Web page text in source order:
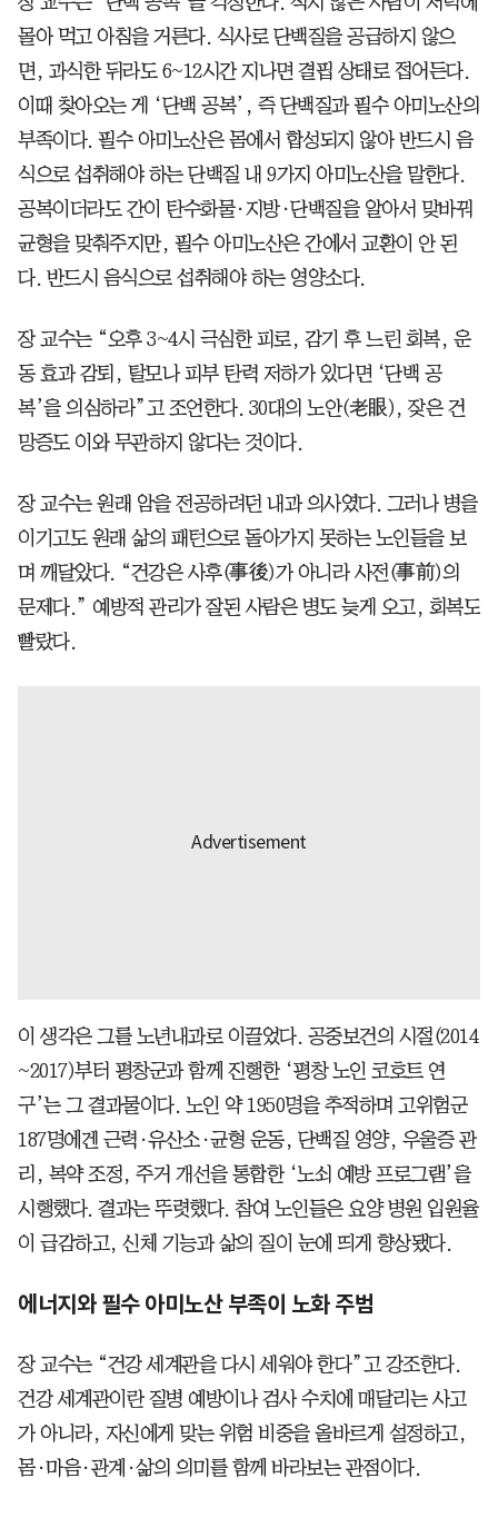
몰아 먹고 아침을 거른다. 식사로 단백질을 공급하지 않으
면, 과식한 뒤라도 6~12시간 지나면 결핍 상태로 접어든다.
이때 찾아오는 게 ‘단백 공복’, 즉 단백질과 필수 아미노산의
부족이다. 필수 아미노산은 몸에서 합성되지 않아 반드시 음
식으로 섭취해야 하는 단백질 내 9가지 아미노산을 말한다.
공복이더라도 간이 탄수화물·지방·단백질을 알아서 맞바꿔
균형을 맞춰주지만, 필수 아미노산은 간에서 교환이 안 된
다. 반드시 음식으로 섭취해야 하는 영양소다.
장 교수는 “오후 3~4시 극심한 피로, 감기 후 느린 회복, 운
동 효과 감퇴, 탈모나 피부 탄력 저하가 있다면 ‘단백 공
복’을 의심하라”고 조언한다. 30대의 노안(老眼), 잦은 건
망증도 이와 무관하지 않다는 것이다.
장 교수는 원래 암을 전공하려던 내과 의사였다. 그러나 병을
이기고도 원래 삶의 패턴으로 돌아가지 못하는 노인들을 보
며 깨달았다. “건강은 사후(事後)가 아니라 사전(事前)의
문제다.” 예방적 관리가 잘된 사람은 병도 늦게 오고, 회복도
빨랐다.
이 생각은 그를 노년내과로 이끌었다. 공중보건의 시절(2014
~2017)부터 평창군과 함께 진행한 ‘평창 노인 코호트 연
구’는 그 결과물이다. 노인 약 1950명을 추적하며 고위험군
187명에겐 근력·유산소·균형 운동, 단백질 영양, 우울증 관
리, 복약 조정, 주거 개선을 통합한 ‘노쇠 예방 프로그램’을
시행했다. 결과는 뚜렷했다. 참여 노인들은 요양 병원 입원율
이 급감하고, 신체 기능과 삶의 질이 눈에 띄게 향상됐다.
에너지와 필수 아미노산 부족이 노화 주범
장 교수는 “건강 세계관을 다시 세워야 한다”고 강조한다.
건강 세계관이란 질병 예방이나 검사 수치에 매달리는 사고
가 아니라, 자신에게 맞는 위험 비중을 올바르게 설정하고,
몸·마음·관계·삶의 의미를 함께 바라보는 관점이다.